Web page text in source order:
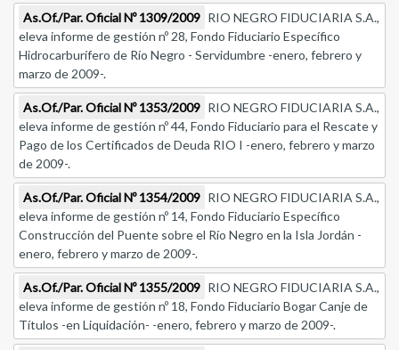
As.Of./Par. Oficial Nº 1309/2009 RIO NEGRO FIDUCIARIA S.A.,
eleva informe de gestión nº 28, Fondo Fiduciario Específico
Hidrocarburífero de Río Negro - Servidumbre -enero, febrero y
marzo de 2009-.
As.Of./Par. Oficial Nº 1353/2009 RIO NEGRO FIDUCIARIA S.A.,
eleva informe de gestión nº 44, Fondo Fiduciario para el Rescate y
Pago de los Certificados de Deuda RIO I -enero, febrero y marzo
de 2009-.
As.Of./Par. Oficial Nº 1354/2009 RIO NEGRO FIDUCIARIA S.A.,
eleva informe de gestión nº 14, Fondo Fiduciario Específico
Construcción del Puente sobre el Río Negro en la Isla Jordán -
enero, febrero y marzo de 2009-.
As.Of./Par. Oficial Nº 1355/2009 RIO NEGRO FIDUCIARIA S.A.,
eleva informe de gestión nº 18, Fondo Fiduciario Bogar Canje de
Títulos -en Liquidación- -enero, febrero y marzo de 2009-.